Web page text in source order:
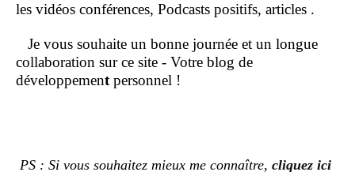
les vidéos conférences, Podcasts positifs, articles .
Je vous souhaite un bonne journée et un longue
collaboration sur ce site - Votre blog de
développementpersonnel !
PS : Si vous souhaitez mieux me connaître, cliquez ici